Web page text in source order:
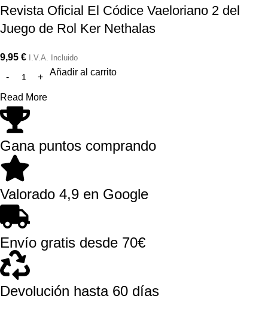
Revista Oficial El Códice Vaeloriano 2 del
Juego de Rol Ker Nethalas
9,95 € I.V.A. Incluido
Añadir al carrito
Read More
Gana puntos comprando
Valorado 4,9 en Google
Envío gratis desde 70€
Devolución hasta 60 días